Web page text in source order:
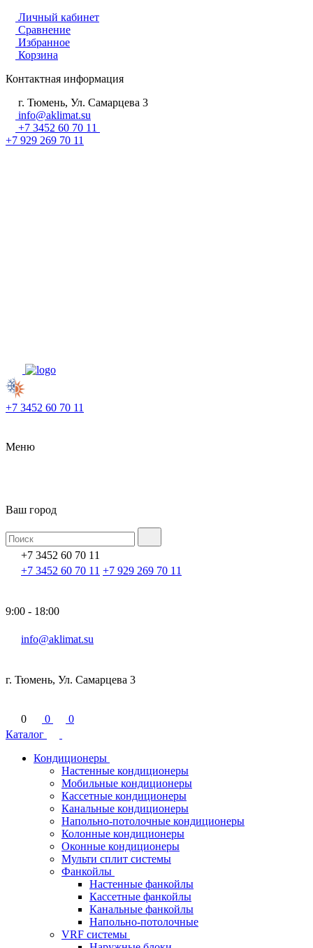
Личный кабинет
Сравнение
Избранное
Корзина
Контактная информация
г. Тюмень, Ул. Самарцева 3
info@aklimat.su
+7 3452 60 70 11
+7 929 269 70 11
+7 3452 60 70 11
Меню
Ваш город
+7 3452 60 70 11
+7 3452 60 70 11 +7 929 269 70 11
9:00 - 18:00
info@aklimat.su
г. Тюмень, Ул. Самарцева 3
0 0
0
Каталог
Кондиционеры
Настенные кондиционеры
Мобильные кондиционеры
Кассетные кондиционеры
Канальные кондиционеры
Напольно-потолочные кондиционеры
Колонные кондиционеры
Оконные кондиционеры
Мульти сплит системы
Фанкойлы
Настенные фанкойлы
Кассетные фанкойлы
Канальные фанкойлы
Напольно-потолочные
VRF системы